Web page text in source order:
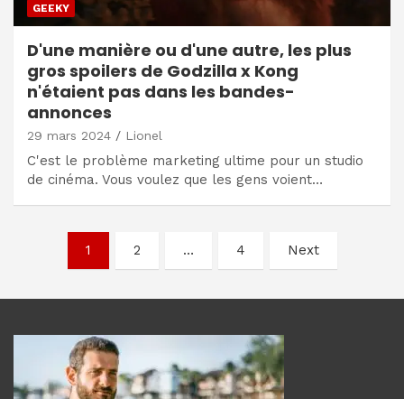
GEEKY
D'une manière ou d'une autre, les plus
gros spoilers de Godzilla x Kong
n'étaient pas dans les bandes-
annonces
29 mars 2024 Lionel
C'est le problème marketing ultime pour un studio
de cinéma. Vous voulez que les gens voient…
Navigation
articles
1 2 … 4 Next